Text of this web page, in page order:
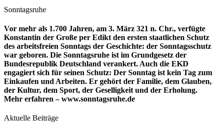
Sonntagsruhe
Vor mehr als 1.700 Jahren, am 3. März 321 n. Chr., verfügte
Konstantin der Große per Edikt den ersten staatlichen Schutz
des arbeitsfreien Sonntags der Geschichte: der Sonntagsschutz
war geboren. Die Sonntagsruhe ist im Grundgesetz der
Bundesrepublik Deutschland verankert. Auch die EKD
engagiert sich für seinen Schutz: Der Sonntag ist kein Tag zum
Einkaufen und Arbeiten. Er gehört der Familie, dem Glauben,
der Kultur, dem Sport, der Geselligkeit und der Erholung.
Mehr erfahren – www.sonntagsruhe.de
Aktuelle Beiträge